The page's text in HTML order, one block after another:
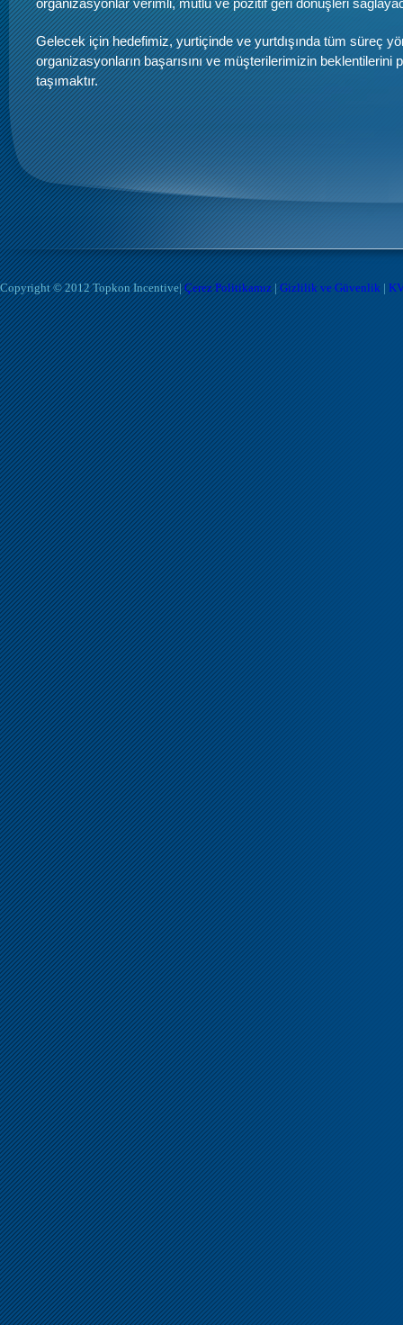
organizasyonlar verimli, mutlu ve pozitif geri dönüşleri
Gelecek için hedefimiz, yurtiçinde ve yurtdışında tüm süreç
organizasyonların başarısını ve müşterilerimizin
taşımaktır.
Copyright © 2012 Topkon Incentive|Çerez Politikamız | Gizlilik ve Güvenlik |